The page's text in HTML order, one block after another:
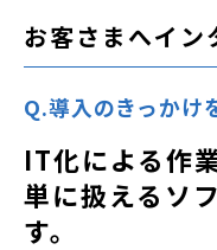
お客さまへイン
Q.導入のきっかけ
IT化による作
単に扱えるソ
す。